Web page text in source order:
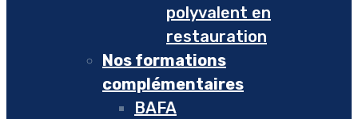
polyvalent en
restauration
Nos formations
complémentaires
BAFA